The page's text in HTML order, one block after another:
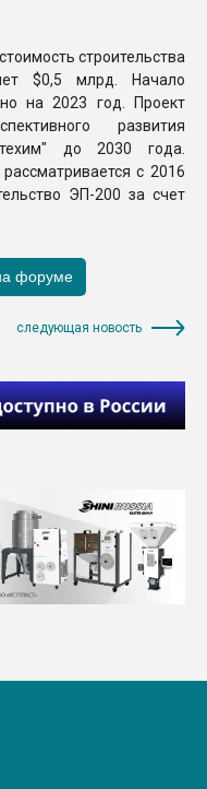
строительства
$0,5 млрд. Начало
на 2023 год. Проект
развития
до 2030 года.
с 2016
ЭП-200 за счет
следующая новость